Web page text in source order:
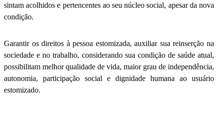
sintam acolhidos e pertencentes ao seu núcleo social, apesar da nova
condição.
Garantir os direitos à pessoa estomizada, auxiliar sua reinserção na
sociedade e no trabalho, considerando sua condição de saúde atual,
possibilitam melhor qualidade de vida, maior grau de independência,
autonomia, participação social e dignidade humana ao usuário
estomizado.